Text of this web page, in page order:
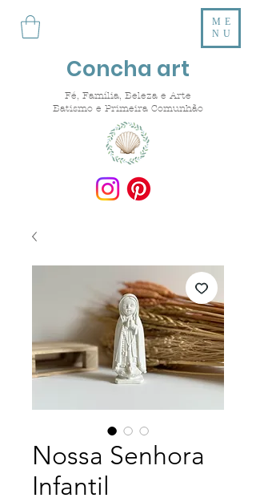
Concha art
ME
NU
Fé, Família, Beleza e Arte
Batismo e Primeira Comunhão
Nossa Senhora
Infantil